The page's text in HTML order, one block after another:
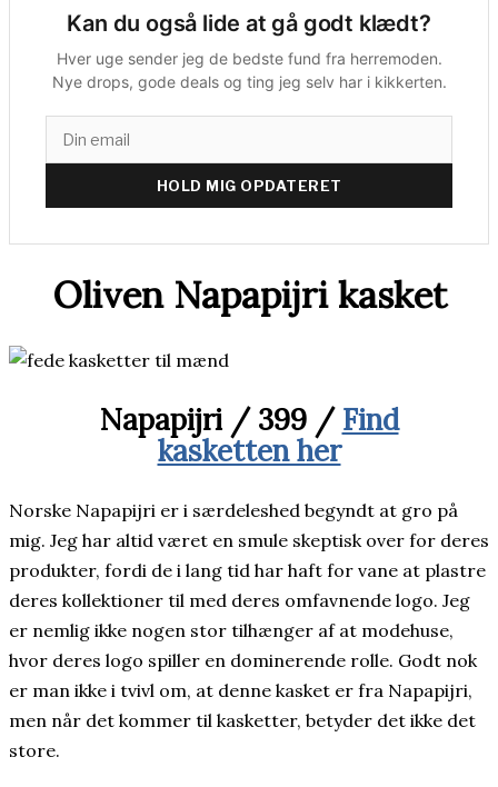
Kan du også lide at gå godt klædt?
Hver uge sender jeg de bedste fund fra herremoden.
Nye drops, gode deals og ting jeg selv har i kikkerten.
HOLD MIG OPDATERET
Oliven Napapijri kasket
Napapijri / 399 / Find
kasketten her
Norske Napapijri er i særdeleshed begyndt at gro på
mig. Jeg har altid været en smule skeptisk over for deres
produkter, fordi de i lang tid har haft for vane at plastre
deres kollektioner til med deres omfavnende logo. Jeg
er nemlig ikke nogen stor tilhænger af at modehuse,
hvor deres logo spiller en dominerende rolle. Godt nok
er man ikke i tvivl om, at denne kasket er fra Napapijri,
men når det kommer til kasketter, betyder det ikke det
store.